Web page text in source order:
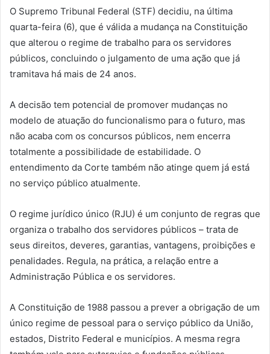
O Supremo Tribunal Federal (STF) decidiu, na última
quarta-feira (6), que é válida a mudança na Constituição
que alterou o regime de trabalho para os servidores
públicos, concluindo o julgamento de uma ação que já
tramitava há mais de 24 anos.
A decisão tem potencial de promover mudanças no
modelo de atuação do funcionalismo para o futuro, mas
não acaba com os concursos públicos, nem encerra
totalmente a possibilidade de estabilidade. O
entendimento da Corte também não atinge quem já está
no serviço público atualmente.
O regime jurídico único (RJU) é um conjunto de regras que
organiza o trabalho dos servidores públicos – trata de
seus direitos, deveres, garantias, vantagens, proibições e
penalidades. Regula, na prática, a relação entre a
Administração Pública e os servidores.
A Constituição de 1988 passou a prever a obrigação de um
único regime de pessoal para o serviço público da União,
estados, Distrito Federal e municípios. A mesma regra